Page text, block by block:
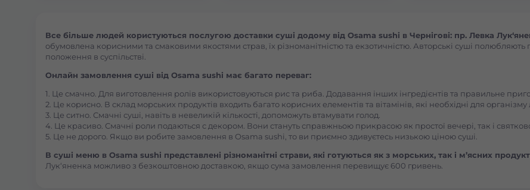
Вінницькі Хутори Чехова
Вінниця Замостянський Янгеля
Вінниця Корея Лесі Українки
Все більше людей користуються послугою доставки суші додому від Osama sushi в Чернігові: пр. Левка
обумовлена корисними та смаковими якостями страв, їх різноманітністю та екзотичністю. Авторські суші полюбляють
положення в суспільстві.
Онлайн замовлення суші від Osama sushi має багато переваг:
1. Це смачно. Для виготовлення ролів використовуються рис та риба. Додавання інших інгредієнтів та правильне
2. Це корисно. В склад морських продуктів входить багато корисних елементів та вітамінів, які необхідні для
3. Це ситно. Смачні суші, навіть в невеликій кількості, допоможуть втамувати голод.
4. Це красиво. Смачні роли подаються с декором. Вони стануть справжньою прикрасою як простої вечері, так і
5. Це не дорого. Якщо ви робите замовлення в Osama sushi, то ви приємно здивуєтесь низькою ціною суші.
В суші меню в Osama sushi представлені різноманітні страви, які готуються як з морських, так і м’ясних
Лук‘яненка можливо з безкоштовною доставкою, якщо сума замовлення перевищує 600 гривень.